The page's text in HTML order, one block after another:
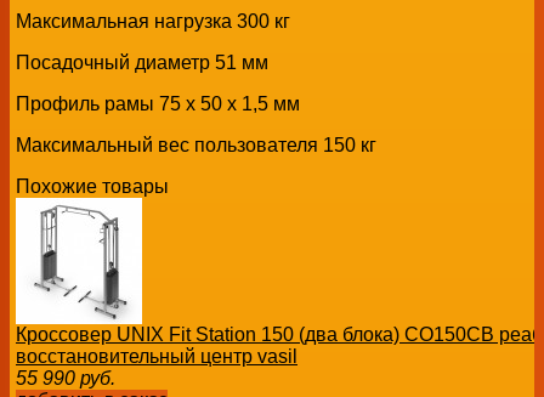
Максимальная нагрузка 300 кг
Посадочный диаметр 51 мм
Профиль рамы 75 х 50 х 1,5 мм
Максимальный вес пользователя 150 кг
Похожие товары
Кроссовер UNIX Fit Station 150 (два блока) CO150CB
восстановительный центр vasil
55 990 руб.